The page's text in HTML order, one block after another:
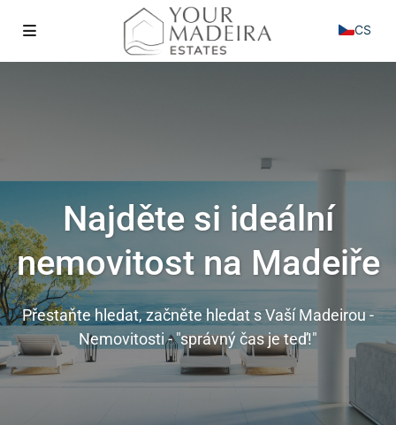
Najděte si ideální
nemovitost na Madeiře
Přestaňte hledat, začněte hledat s Vaší Madeirou -
Nemovitosti - "správný čas je teď!"
CS